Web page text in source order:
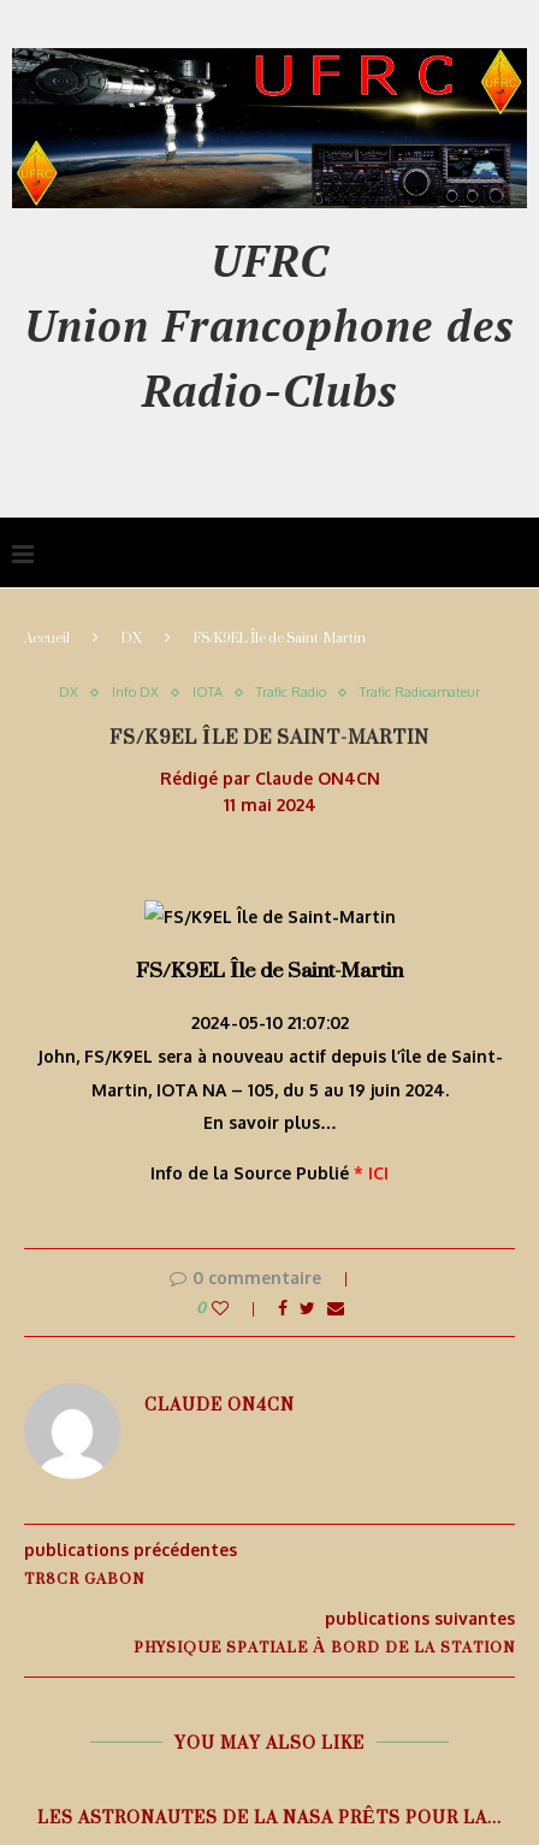
UFRC
Union Francophone des
Radio-Clubs
Accueil DX FS/K9EL Île de Saint-Martin
DX Info DX IOTA Trafic Radio Trafic Radioamateur
FS/K9EL ÎLE DE SAINT-MARTIN
Rédigé par Claude ON4CN
11 mai 2024
FS/K9EL Île de Saint-Martin
2024-05-10 21:07:02
John, FS/K9EL sera à nouveau actif depuis l’île de Saint-
Martin, IOTA NA – 105, du 5 au 19 juin 2024.
En savoir plus…
Info de la Source Publié * ICI
0 commentaire
0
CLAUDE ON4CN
publications précédentes
TR8CR GABON
publications suivantes
PHYSIQUE SPATIALE À BORD DE LA STATION
YOU MAY ALSO LIKE
LES ASTRONAUTES DE LA NASA PRÊTS POUR LA...